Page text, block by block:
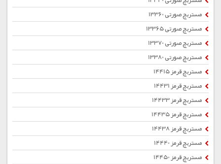
مستربچ صورتی 13360
مستربچ صورتی 13365
مستربچ صورتی 13370
مستربچ صورتی 13380
مستربچ قرمز 14415
مستربچ قرمز 14431
مستربچ قرمز 14433
مستربچ قرمز 14435
مستربچ قرمز 14438
مستربچ قرمز 14440
مستربچ قرمز 14450